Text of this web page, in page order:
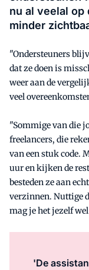
nu al veelal op
minder
"Ondersteuners
dat ze doen is
weer aan de
veel
"Sommige van die
freelancers, die
van een stuk code.
uur en kijken de
besteden ze aan
verzinnen. Nuttige
mag je het jezelf
'De